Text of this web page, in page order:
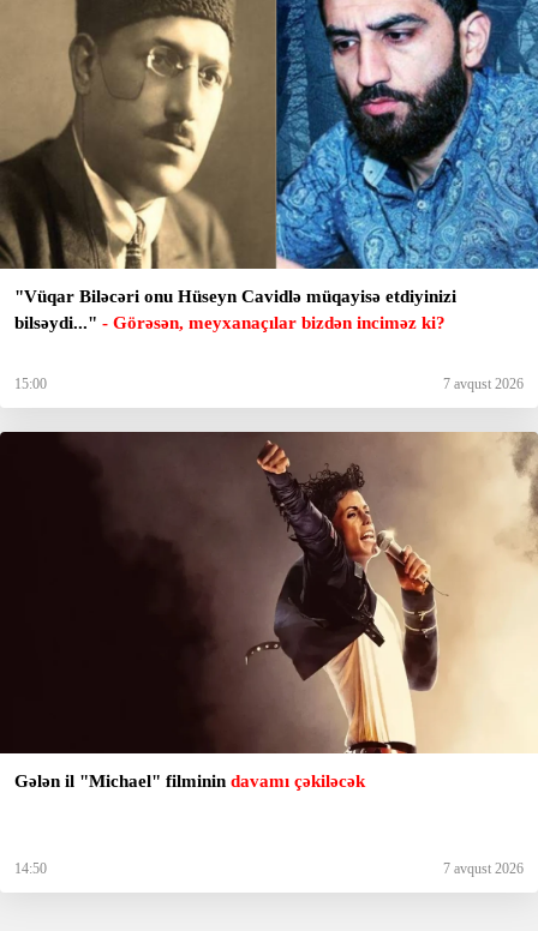
"Vüqar Biləcəri onu Hüseyn Cavidlə müqayisə etdiyinizi
bilsəydi..." - Görəsən, meyxanaçılar bizdən inciməz ki?
15:00 7 avqust 2026
Gələn il "Michael" filminin davamı çəkiləcək
14:50 7 avqust 2026